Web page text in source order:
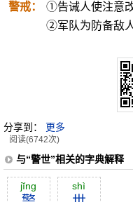
警戒：
①告诫人使注意
②军队为防备敌
分享到： 更多
阅读(6742次)
与“警世”相关的字典解释
jĭng shì